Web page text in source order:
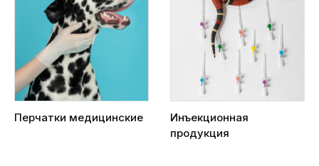
Перчатки медицинские
Инъекционная
продукция